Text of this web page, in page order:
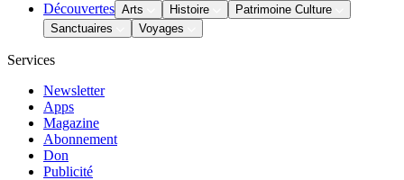
Découvertes Arts Histoire
Patrimoine Culture
Sanctuaires
Voyages
Services
Newsletter
Apps
Magazine
Abonnement
Don
Publicité